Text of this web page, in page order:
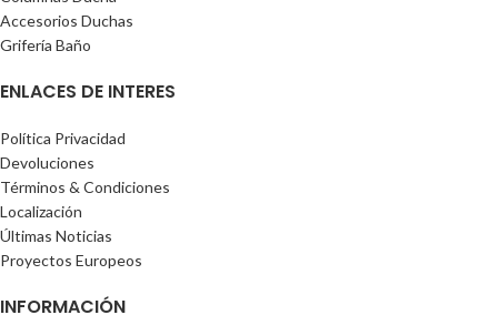
Accesorios Duchas
Grifería Baño
ENLACES DE INTERES
Política Privacidad
Devoluciones
Términos & Condiciones
Localización
Últimas Noticias
Proyectos Europeos
INFORMACIÓN